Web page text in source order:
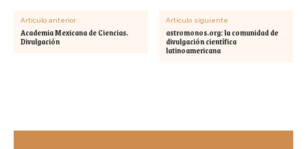
Artículo anterior
Academia Mexicana de Ciencias.
Divulgación
Artículo siguiente
astromonos.org: la comunidad de
divulgación científica
latinoamericana